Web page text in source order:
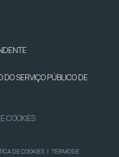
SERVIÇO PÚBLICO DE
COOKIES
DE COOKIES | TERMOS E